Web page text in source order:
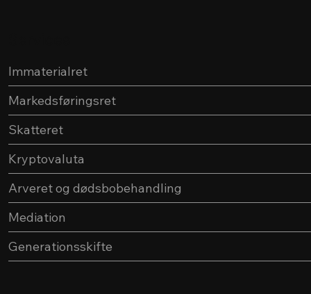
Immaterialret
Markedsføringsret
Skatteret
Kryptovaluta
Mediation
Arveret og dødsbobehandling
Generationsskifte